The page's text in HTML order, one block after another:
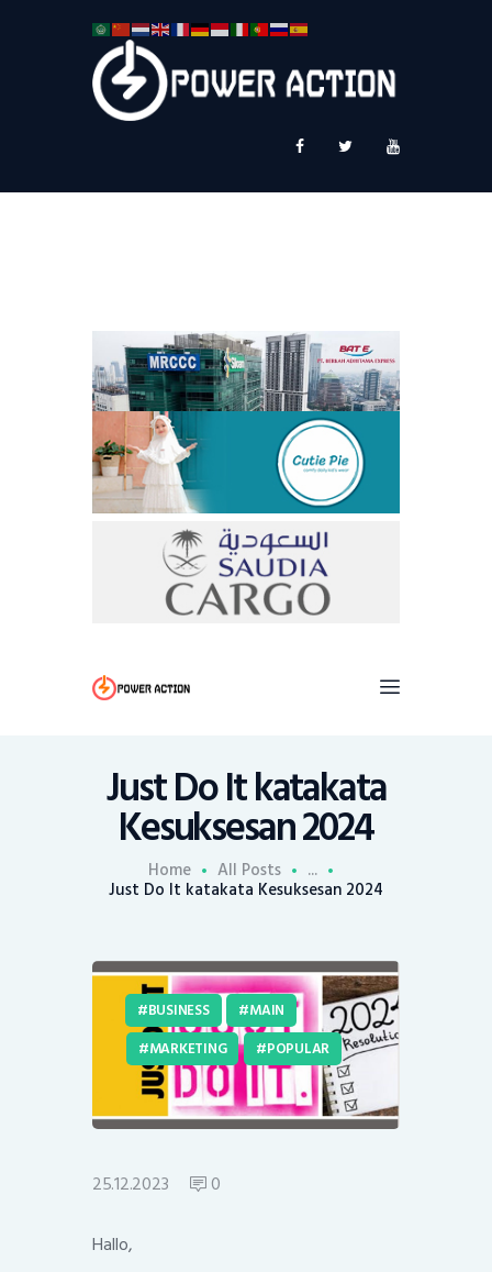
Just Do It katakata
Kesuksesan 2024
Home All Posts ...
Just Do It katakata Kesuksesan 2024
Service Plus
BUSINESS
MAIN
MARKETING
POPULAR
25.12.2023 0
Hallo,